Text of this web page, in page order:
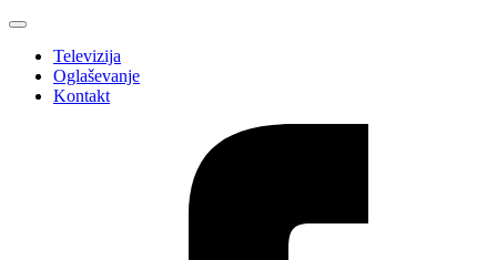
Televizija
Oglaševanje
Kontakt